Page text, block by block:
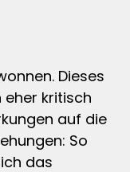
Dieses
eher kritisch
auf die
So
das